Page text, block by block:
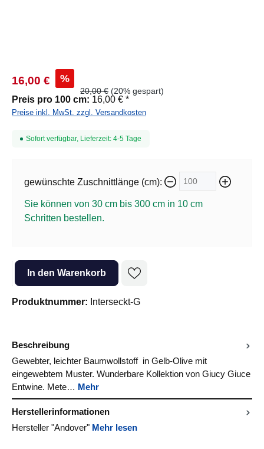
16,00 € %
20,00 € (20% gespart)
Preis pro 100 cm: 16,00 € *
Preise inkl. MwSt. zzgl. Versandkosten
Sofort verfügbar, Lieferzeit: 4-5 Tage
gewünschte Zuschnittlänge (cm):
Sie können von 30 cm bis 300 cm in 10 cm
Schritten bestellen.
Produkt Anzahl: Gib den gewünschten Wert ein oder benutze die
In den Warenkorb
Produktnummer: Interseckt-G
Beschreibung
Gewebter, leichter Baumwollstoff in Gelb-Olive mit
eingewebtem Muster. Wunderbare Kollektion von Giucy Giuce
Entwine. Mete… Mehr
Herstellerinformationen
Hersteller "Andover" Mehr lesen